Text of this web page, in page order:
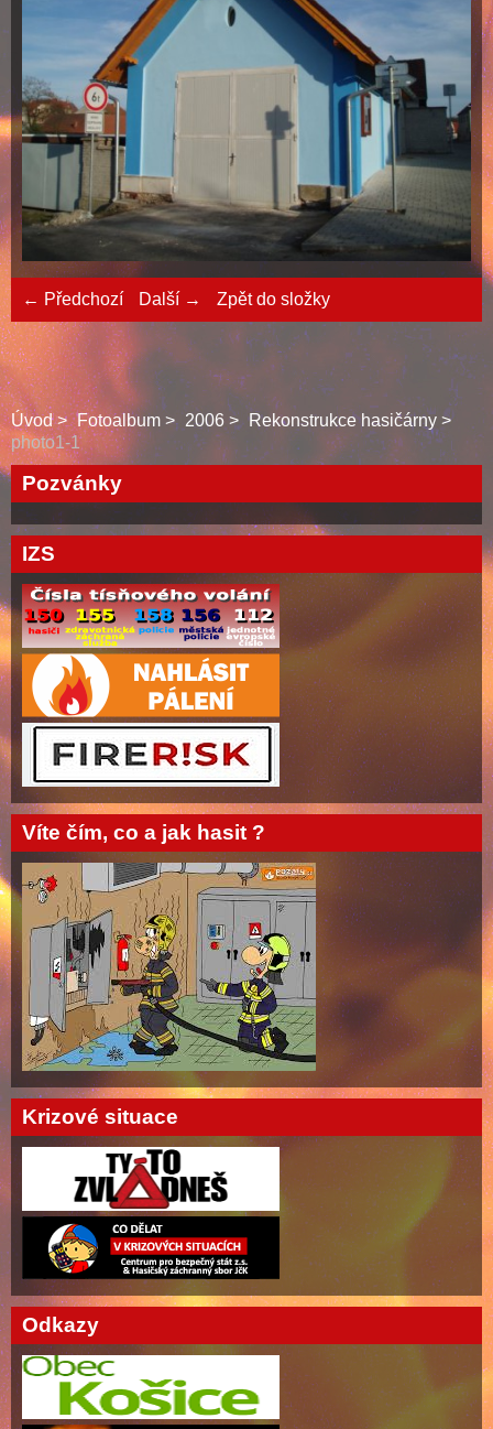
← Předchozí Další → Zpět do složky
Úvod Fotoalbum 2006
Rekonstrukce hasičárny
photo1-1
Pozvánky
IZS
Víte čím, co a jak hasit ?
Krizové situace
Odkazy